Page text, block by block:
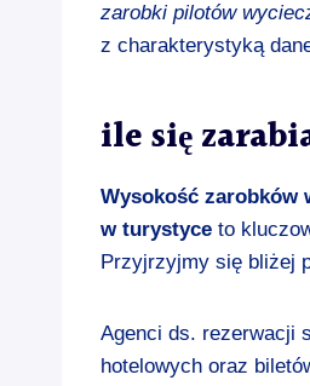
zarobki pilotów
z charakterystyką
ile się
Wysokość zarobków
w turystyce to
Przyjrzyjmy się bliżej
Agenci ds. rezerwacji
hotelowych oraz